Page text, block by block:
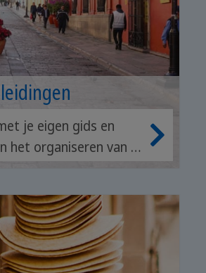
je eigen gids en
het organiseren van je